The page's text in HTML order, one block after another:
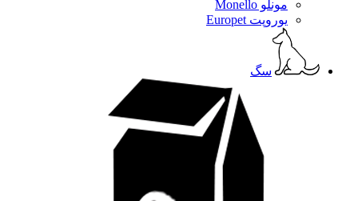
مونلو Monello
یوروپت Europet
سگ